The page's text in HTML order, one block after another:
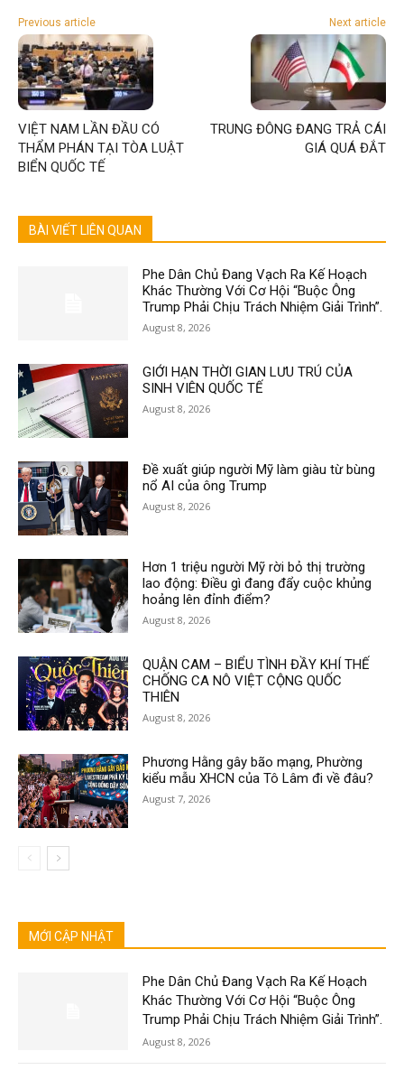
Previous article
VIỆT NAM LẦN ĐẦU CÓ
THẨM PHÁN TẠI TÒA LUẬT
BIỂN QUỐC TẾ
Next article
TRUNG ĐÔNG ĐANG TRẢ CÁI
GIÁ QUÁ ĐẮT
BÀI VIẾT LIÊN QUAN
Phe Dân Chủ Đang Vạch Ra Kế Hoạch
Khác Thường Với Cơ Hội “Buộc Ông
Trump Phải Chịu Trách Nhiệm Giải Trình”.
August 8, 2026
GIỚI HẠN THỜI GIAN LƯU TRÚ CỦA
SINH VIÊN QUỐC TẾ
August 8, 2026
Đề xuất giúp người Mỹ làm giàu từ bùng
nổ AI của ông Trump
August 8, 2026
Hơn 1 triệu người Mỹ rời bỏ thị trường
lao động: Điều gì đang đẩy cuộc khủng
hoảng lên đỉnh điểm?
August 8, 2026
QUẬN CAM – BIỂU TÌNH ĐẦY KHÍ THẾ
CHỐNG CA NÔ VIỆT CỘNG QUỐC
THIÊN
August 8, 2026
Phương Hằng gây bão mạng, Phường
kiểu mẫu XHCN của Tô Lâm đi về đâu?
August 7, 2026
MỚI CẬP NHẬT
Phe Dân Chủ Đang Vạch Ra Kế Hoạch
Khác Thường Với Cơ Hội “Buộc Ông
Trump Phải Chịu Trách Nhiệm Giải Trình”.
August 8, 2026